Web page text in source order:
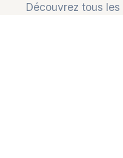
Découvrez tous